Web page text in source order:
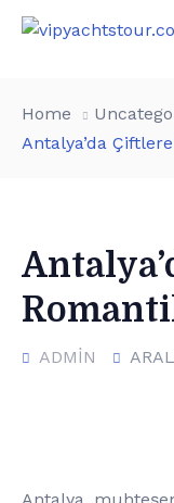
All Boats
Special Day
Additional
Türkçe
Home
Antalya’da
ADMIN